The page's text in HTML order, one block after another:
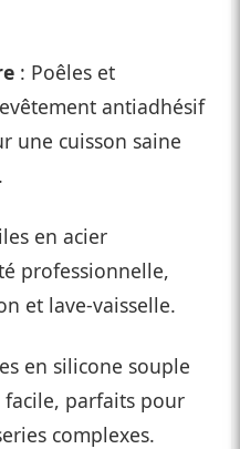
: Poêles et
antiadhésif
une cuisson saine
en acier
professionnelle,
et lave-vaisselle.
en silicone souple
parfaits pour
complexes.